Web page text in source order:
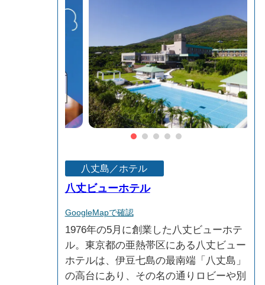
八丈島／ホテル
八丈ビューホテル
GoogleMapで確認
1976年の5月に創業した八丈ビューホテ
ル。東京都の亜熱帯区にある八丈ビュー
ホテルは、伊豆七島の最南端「八丈島」
の高台にあり、その名の通りロビーや別